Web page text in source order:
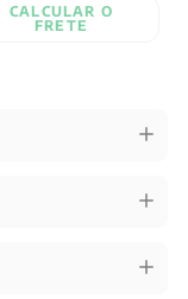
CALCULAR O
FRETE